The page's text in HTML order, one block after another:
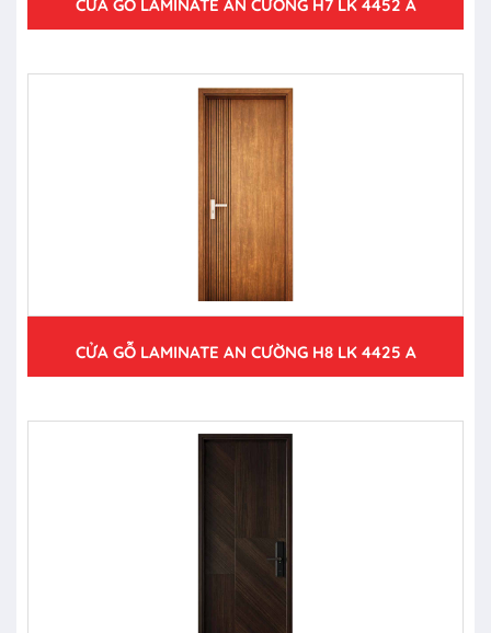
CỬA GỖ LAMINATE AN CƯỜNG H7 LK 4452 A
CỬA GỖ LAMINATE AN CƯỜNG H8 LK 4425 A